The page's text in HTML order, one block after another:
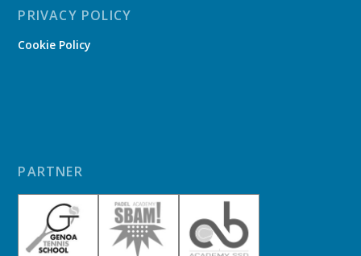
PRIVACY POLICY
Cookie Policy
PARTNER